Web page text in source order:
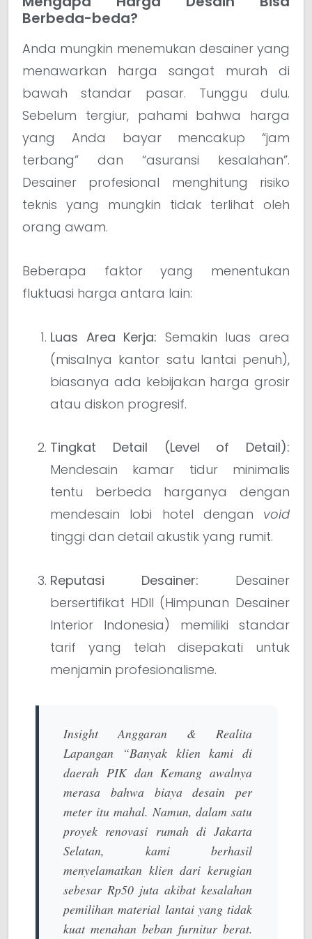
Berbeda-beda?
Anda mungkin menemukan desainer yang
menawarkan harga sangat murah di
bawah standar pasar. Tunggu dulu.
Sebelum tergiur, pahami bahwa harga
yang Anda bayar mencakup “jam
terbang” dan “asuransi kesalahan”.
Desainer profesional menghitung risiko
teknis yang mungkin tidak terlihat oleh
orang awam.
Beberapa faktor yang menentukan
fluktuasi harga antara lain:
Luas Area Kerja: Semakin luas area
(misalnya kantor satu lantai penuh),
biasanya ada kebijakan harga grosir
atau diskon progresif.
Tingkat Detail (Level of Detail):
Mendesain kamar tidur minimalis
tentu berbeda harganya dengan
mendesain lobi hotel dengan void
tinggi dan detail akustik yang rumit.
Reputasi Desainer: Desainer
bersertifikat HDII (Himpunan Desainer
Interior Indonesia) memiliki standar
tarif yang telah disepakati untuk
menjamin profesionalisme.
Insight Anggaran & Realita
Lapangan “Banyak klien kami di
daerah PIK dan Kemang awalnya
merasa bahwa biaya desain per
meter itu mahal. Namun, dalam satu
proyek renovasi rumah di Jakarta
Selatan, kami berhasil
menyelamatkan klien dari kerugian
sebesar Rp50 juta akibat kesalahan
pemilihan material lantai yang tidak
kuat menahan beban furnitur berat.